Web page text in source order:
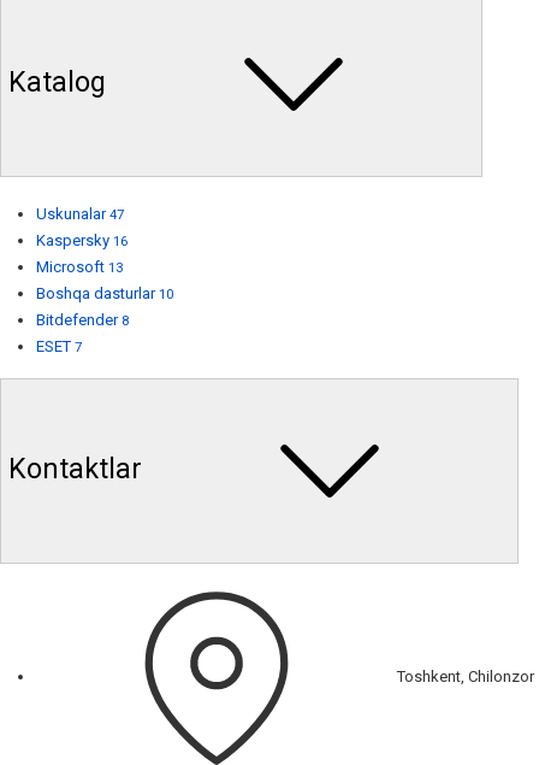
Katalog
Uskunalar 47
Kaspersky 16
Microsoft 13
Boshqa dasturlar 10
Bitdefender 8
ESET 7
Kontaktlar
Toshkent, Chilonzor